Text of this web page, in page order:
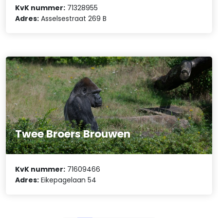
KvK nummer: 71328955
Adres: Asselsestraat 269 B
Twee Broers Brouwen
KvK nummer: 71609466
Adres: Eikepagelaan 54